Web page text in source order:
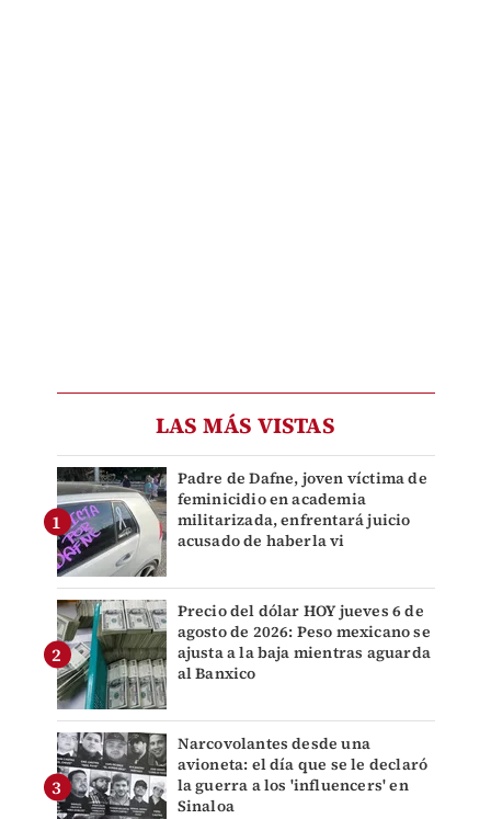
LAS MÁS VISTAS
Padre de Dafne, joven víctima de
feminicidio en academia
militarizada, enfrentará juicio
acusado de haberla vi
Precio del dólar HOY jueves 6 de
agosto de 2026: Peso mexicano se
ajusta a la baja mientras aguarda
al Banxico
Narcovolantes desde una
avioneta: el día que se le declaró
la guerra a los 'influencers' en
Sinaloa